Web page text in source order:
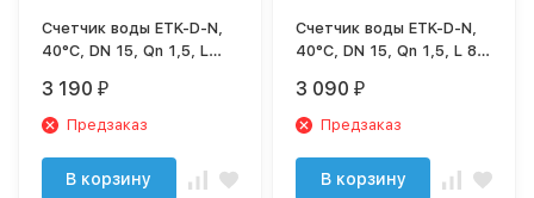
Счетчик воды ETK-D-N,
40°C, DN 15, Qn 1,5, L
присоед.
3 190 ₽
Предзаказ
В корзину
Счетчик воды ETK-D-N,
40°C, DN 15, Qn 1,5, L 80
3 090 ₽
Предзаказ
В корзину